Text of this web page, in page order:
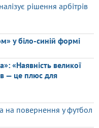
рішення арбітрів
у біло-синій формі
«Наявність великої
— це плюс для
на повернення у футбол